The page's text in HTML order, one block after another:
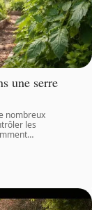
une serre
nombreux
les
…